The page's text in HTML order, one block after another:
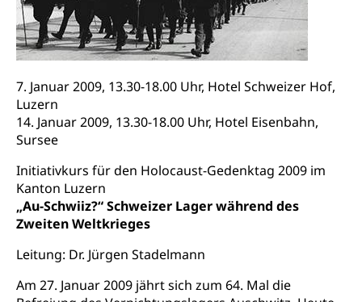
7. Januar 2009, 13.30-18.00 Uhr, Hotel Schweizer Hof,
Luzern
14. Januar 2009, 13.30-18.00 Uhr, Hotel Eisenbahn,
Sursee
Initiativkurs für den Holocaust-Gedenktag 2009 im
Kanton Luzern
„Au-Schwiiz?“ Schweizer Lager während des
Zweiten Weltkrieges
Leitung: Dr. Jürgen Stadelmann
Am 27. Januar 2009 jährt sich zum 64. Mal die
Jugend+Sport
Freiwilliger Schulsport
Sportförderung
Viehzucht
Tierschutz
Hobbytierhaltung und Bienen
Veterinärdienst
Wildtiere
Haltung Heimtiere
Hunde
Todesfall
Bestattung, Beerdigung, Testament, Erbrecht,
Erbschaft, Todesschein, Todesanzeige,
Zivilstandsamt, Erben, Erbenliste
Ärztliche Todesbescheinigung
Sicherheit
Armee
Militär, Militärdienst, Militärdienstpflicht,
Wehrpflicht, Berufssoldat, Militärdienstverweigerer,
Dienstverweigerer, Militärdienstverweigerung,
Wehrpflichtersatz, Wehrpflichtersatzabgabe